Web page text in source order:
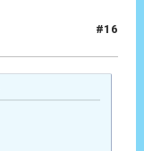
#16